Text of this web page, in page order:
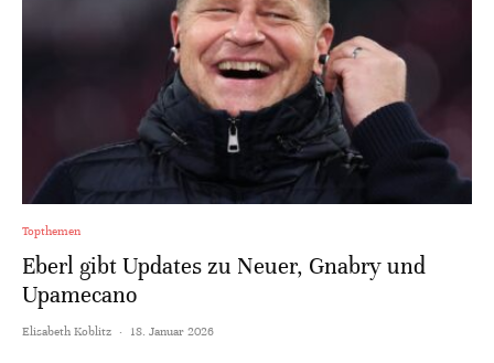
Topthemen
Eberl gibt Updates zu Neuer, Gnabry und
Upamecano
Elisabeth Koblitz · 18. Januar 2026